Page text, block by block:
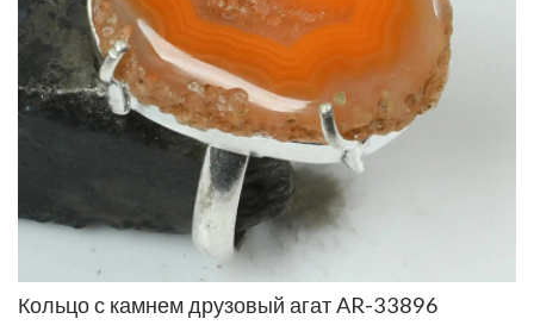
Кольцо с камнем друзовый агат AR-33896